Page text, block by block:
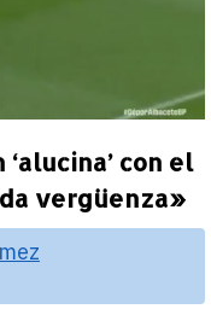
con el
vergüenza»